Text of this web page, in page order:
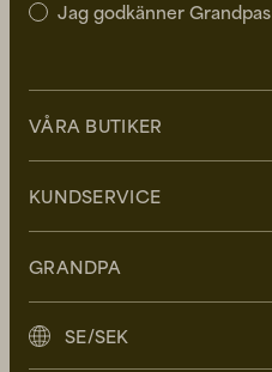
Jag godkänner Grandpas
VÅRA BUTIKER
Uppsala
Malmö
KUNDSERVICE
FAQ - Vanliga frågor
Retur
GRANDPA
Grandpa Social Club
SE/SEK